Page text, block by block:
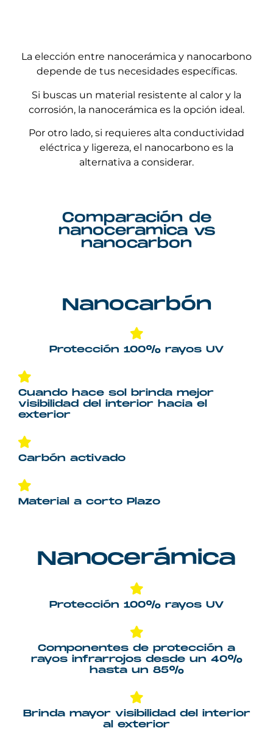
La elección entre nanocerámica y nanocarbono
depende de tus necesidades específicas.
Si buscas un material resistente al calor y la
corrosión, la nanocerámica es la opción ideal.
Por otro lado, si requieres alta conductividad
eléctrica y ligereza, el nanocarbono es la
alternativa a considerar.
Comparación de
nanoceramica vs
nanocarbon
Nanocarbón
Protección 100% rayos UV
Cuando hace sol brinda mejor
visibilidad del interior hacia el
exterior
Carbón activado
Material a corto Plazo
Nanocerámica
Protección 100% rayos UV
Componentes de protección a
rayos infrarrojos desde un 40%
hasta un 85%
Brinda mayor visibilidad del interior
al exterior